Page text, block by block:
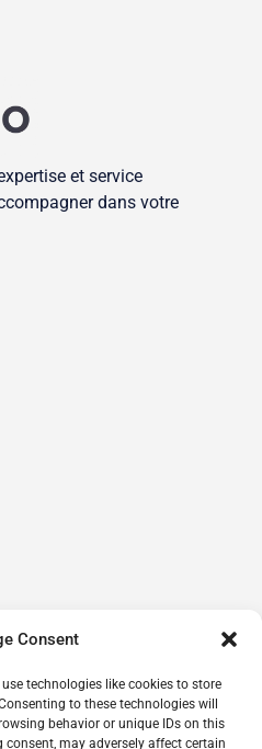
Consent
technologies like cookies to store
to these technologies will
behavior or unique IDs on this
may adversely affect certain
et service
dans votre